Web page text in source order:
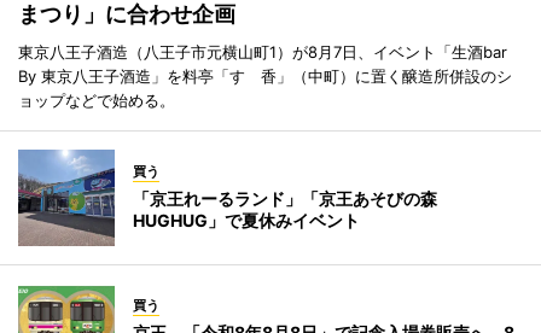
まつり」に合わせ企画
東京八王子酒造（八王子市元横山町1）が8月7日、イベント「生酒bar
By 東京八王子酒造」を料亭「すゞ香」（中町）に置く醸造所併設のシ
ョップなどで始める。
買う
「京王れーるランド」「京王あそびの森
HUGHUG」で夏休みイベント
買う